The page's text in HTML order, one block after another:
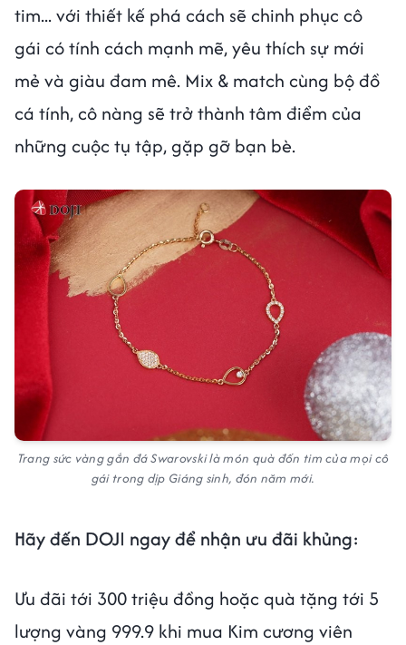
tim... với thiết kế phá cách sẽ chinh phục cô
gái có tính cách mạnh mẽ, yêu thích sự mới
mẻ và giàu đam mê. Mix & match cùng bộ đồ
cá tính, cô nàng sẽ trở thành tâm điểm của
những cuộc tụ tập, gặp gỡ bạn bè.
Trang sức vàng gắn đá Swarovski là món quà đốn tim của mọi cô
gái trong dịp Giáng sinh, đón năm mới.
Hãy đến DOJI ngay để nhận ưu đãi khủng:
Ưu đãi tới 300 triệu đồng hoặc quà tặng tới 5
lượng vàng 999.9 khi mua Kim cương viên